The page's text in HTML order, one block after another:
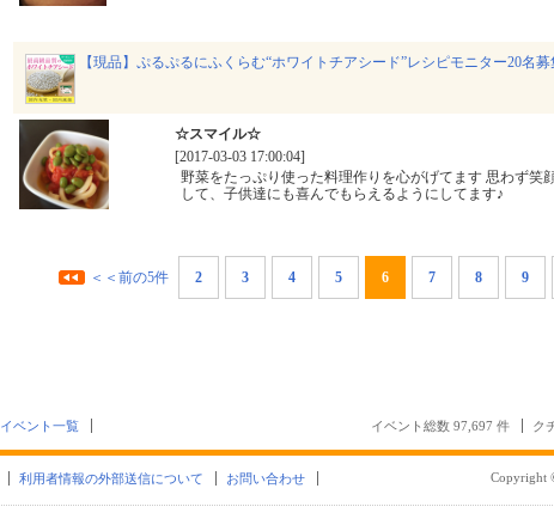
【現品】ぷるぷるにふくらむ“ホワイトチアシード”レシピモニター20名募
☆スマイル☆
[2017-03-03 17:00:04]
野菜をたっぷり使った料理作りを心がげてます 思わず笑
して、子供達にも喜んでもらえるようにしてます♪
＜＜前の5件 2 3 4 5 6 7 8 9
イベント一覧 イベント総数 97,697 件 ク
利用者情報の外部送信について お問い合わせ Copyright